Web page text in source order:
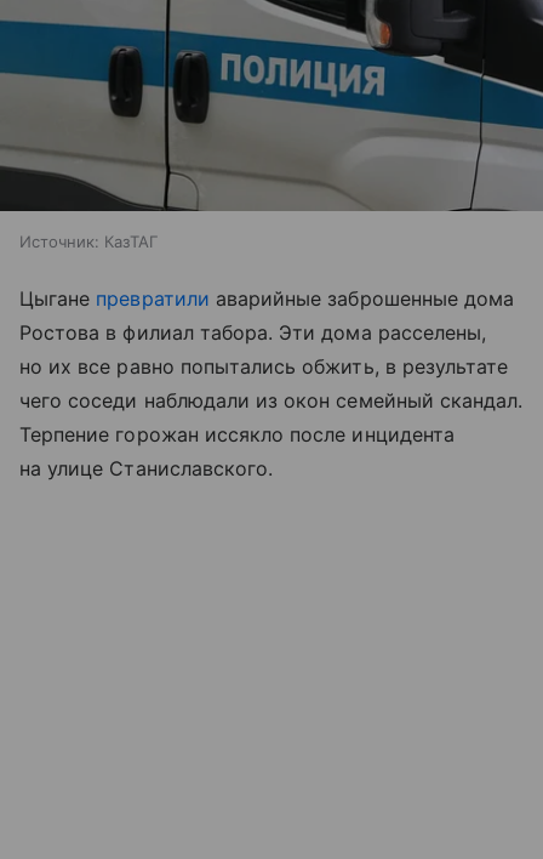
Источник: КазТАГ
Цыгане превратили аварийные заброшенные дома
Ростова в филиал табора. Эти дома расселены,
но их все равно попытались обжить, в результате
чего соседи наблюдали из окон семейный скандал.
Терпение горожан иссякло после инцидента
на улице Станиславского.